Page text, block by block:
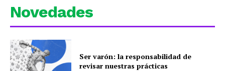
Novedades
Ser varón: la responsabilidad de
revisar nuestras prácticas